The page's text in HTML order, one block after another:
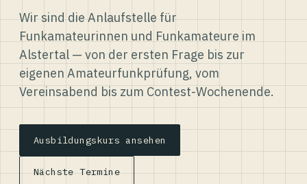
Wir sind die Anlaufstelle für
Funkamateurinnen und Funkamateure im
Alstertal — von der ersten Frage bis zur
eigenen Amateurfunkprüfung, vom
Vereinsabend bis zum Contest-Wochenende.
Ausbildungskurs ansehen
Nächste Termine